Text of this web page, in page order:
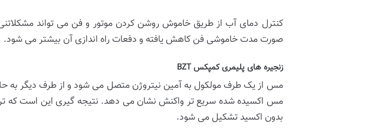
کنترل دمای آب از طریق خاموش روشن کردن موتور و فن می تواند
صورت مدت خاموشی فن کاهش یافته و دفعات راه اندازی آن بیشتر می شود.
زنجیره های پلیمری کمپکس BZT
مس از یک طرف مولکول به آمین نیتروژن متصل می شود و از طرف دیگر به
بدون اکسید تشکیل می شود.